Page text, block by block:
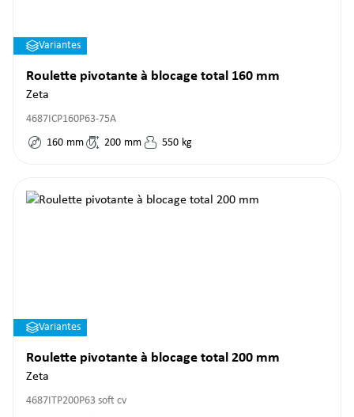
Variantes
Roulette pivotante à blocage total 160 mm
Zeta
4687ICP160P63-75A
160 mm 200 mm 550 kg
Variantes
Roulette pivotante à blocage total 200 mm
Zeta
4687ITP200P63 soft cv